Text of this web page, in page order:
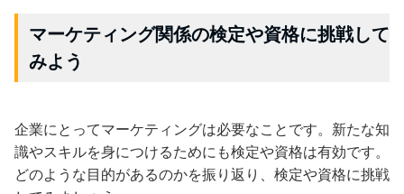
マーケティング関係の検定や資格に挑戦して
みよう
企業にとってマーケティングは必要なことです。新たな知
識やスキルを身につけるためにも検定や資格は有効です。
どのような目的があるのかを振り返り、検定や資格に挑戦